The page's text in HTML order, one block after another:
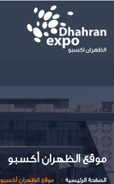
موقع الظهران أكسبو
الصفحة الرئيسية موقع الظهران أكسبو